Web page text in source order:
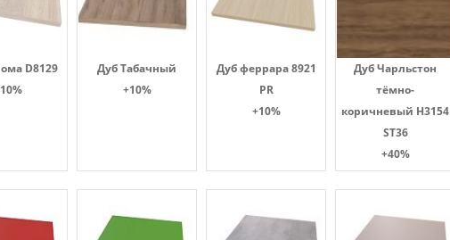
D8129
Дуб Табачный
+10%
Дуб феррара 8921
PR
+10%
Дуб Чарльстон
тёмно-
коричневый H3154
ST36
+40%